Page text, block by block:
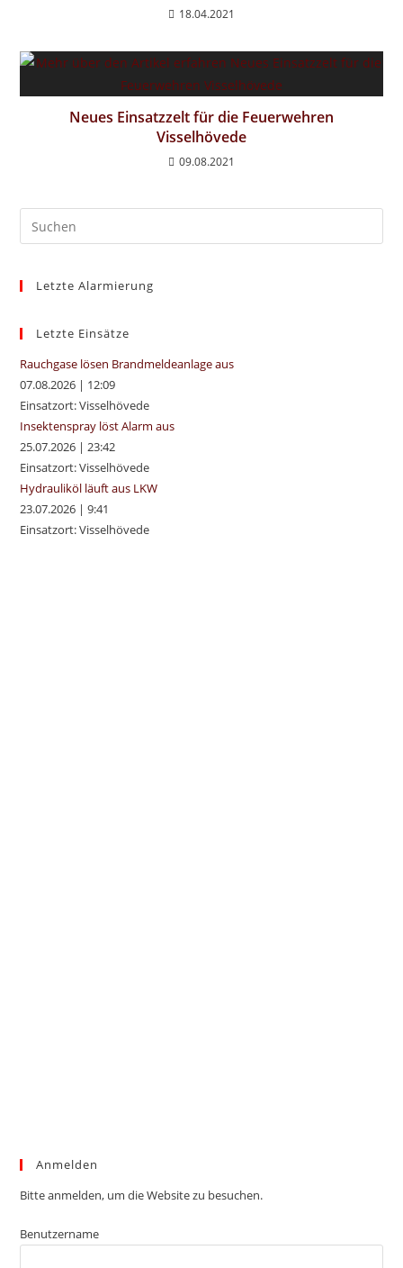
18.04.2021
Neues Einsatzzelt für die Feuerwehren
Visselhövede
09.08.2021
Letzte Alarmierung
Letzte Einsätze
Rauchgase lösen Brandmeldeanlage aus
07.08.2026 | 12:09
Einsatzort: Visselhövede
Insektenspray löst Alarm aus
25.07.2026 |23:42
Einsatzort: Visselhövede
Hydrauliköl läuft aus LKW
23.07.2026 |9:41
Einsatzort: Visselhövede
Anmelden
Bitte anmelden, um die Website zu besuchen.
Benutzername